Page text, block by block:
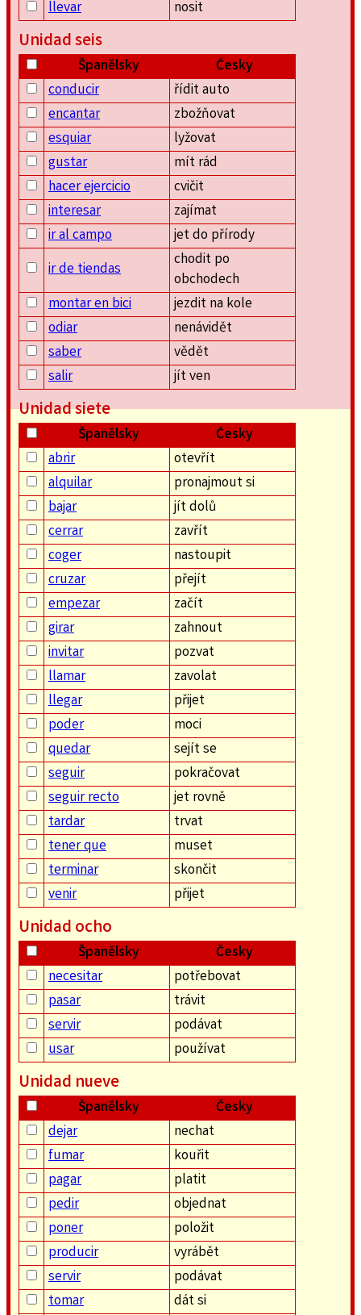
llevar nosit
Unidad seis
Španělsky
Česky
conducir
řídit auto
encantar
zbožňovat
esquiar
lyžovat
gustar
mít rád
hacer ejercicio
cvičit
interesar
zajímat
ir al campo
jet do přírody
ir de tiendas
chodit po
obchodech
montar en bici
jezdit na kole
odiar
nenávidět
saber
vědět
salir
jít ven
Unidad siete
Španělsky
Česky
abrir
otevřít
alquilar
pronajmout si
bajar
jít dolů
cerrar
zavřít
coger
nastoupit
cruzar
přejít
empezar
začít
girar
zahnout
invitar
pozvat
llamar
zavolat
llegar
přijet
poder
moci
quedar
sejít se
seguir
pokračovat
seguir recto
jet rovně
tardar
trvat
tener que
muset
terminar
skončit
venir
přijet
Unidad ocho
Španělsky
Česky
necesitar
potřebovat
pasar
trávit
servir
podávat
usar
používat
Unidad nueve
Španělsky
Česky
dejar
nechat
fumar
kouřit
pagar
platit
pedir
objednat
poner
položit
producir
vyrábět
servir
podávat
tomar
dát si